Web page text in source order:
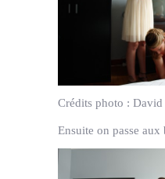
Crédits photo : David
Ensuite on passe